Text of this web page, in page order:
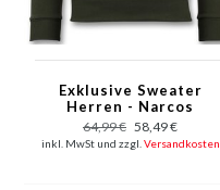
Exklusive Sweater
Herren - Narcos
Sweater - Grün
64,99 € 58,49 €
inkl. MwSt und zzgl. Versandkosten